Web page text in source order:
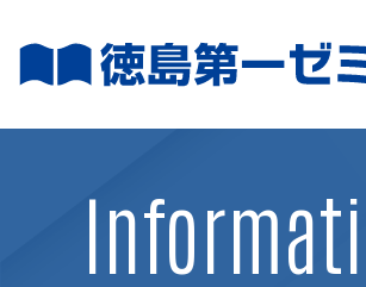
ン
テ
ビ
ゲ